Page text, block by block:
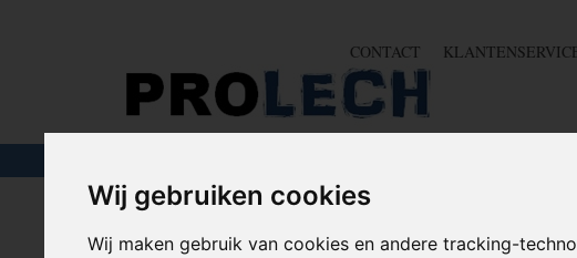
Wij gebruiken cookies
Wij maken gebruik van cookies en andere tracking-
CONTACT